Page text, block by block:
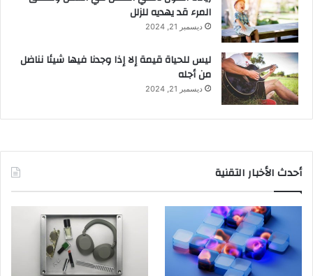
المرء قد يهديه للزلل
ديسمبر 21, 2024
ليس للحياة قيمة إلا إذا وجدنا فيها شيئا نناضل
من أجله
ديسمبر 21, 2024
أحدث الأخبار التقنية